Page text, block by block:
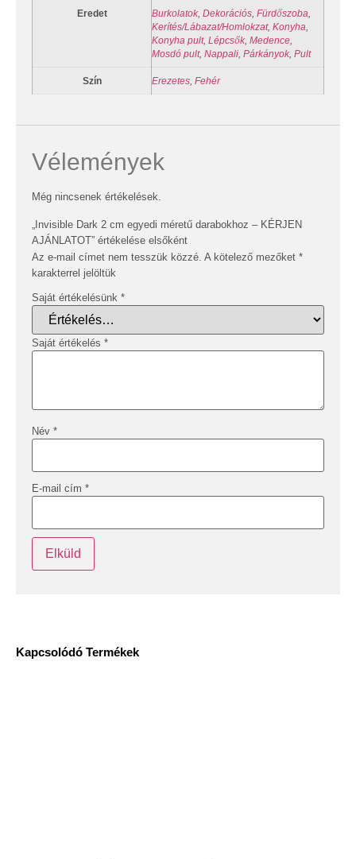
Kapcsolódó Termékek
Eredet Burkolatok Dekorációs Fürdőszoba
Kerítés/Lábazat/Homlokzat, Konyha
Konyha pult, Lépcsők Medence
Mosdó pult, Nappali Párkányok Pult
Szín Erezetes Fehér
Vélemények
Még nincsenek értékelések.
„Invisible Dark 2 cm egyedi méretű darabokhoz – KÉRJEN
AJÁNLATOT” értékelése elsőként
Az e-mail címet nem tesszük közzé. A kötelező mezőket *
karakterrel jelöltük
Saját értékelésünk *
Saját értékelés *
Név *
E-mail cím *